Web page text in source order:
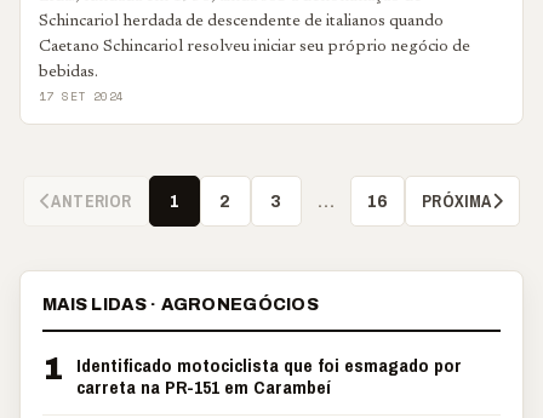
Schincariol herdada de descendente de italianos quando
Caetano Schincariol resolveu iniciar seu próprio negócio de
bebidas.
17 SET 2024
ANTERIOR 1 2 3 … 16 PRÓXIMA
MAIS LIDAS · AGRONEGÓCIOS
1
Identificado motociclista que foi esmagado por
carreta na PR-151 em Carambeí